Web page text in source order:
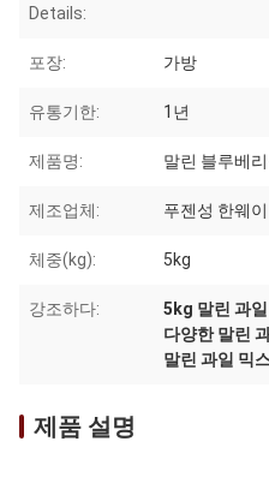
Details:
포장: 가방
유통기한: 1년
제품명: 말린 블루베
제조업체: 푸젠성 한웨
체중(kg): 5kg
강조하다: 5kg 말린 과
다양한 말린
말린 과일 믹
제품 설명